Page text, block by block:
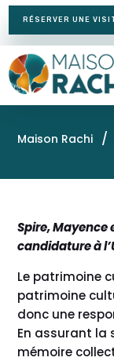
RÉSERVER UNE
Maison Rachi /
Spire, Mayence
candidature à
Le patrimoine
patrimoine
donc une
En assurant la
mémoire